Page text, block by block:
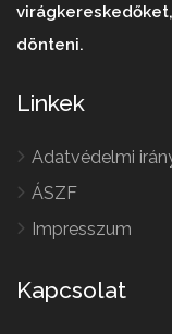
dönteni.
Linkek
Adatvédelmi
ÁSZF
Impresszum
Kapcsolat